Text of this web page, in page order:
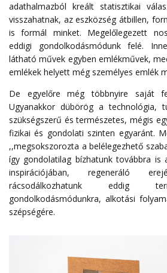
adathalmazból kreált statisztikai
visszahatnak, az eszközség átbillen,
is formál minket. Megelőlegezett
eddigi gondolkodásmódunk felé.
látható művek egyben emlékművek,
emlékek helyett még személyes emlék
De egyelőre még többnyire saját
Ugyanakkor dübörög a technológia,
szükségszerű és természetes, mégis
fizikai és gondolati szinten egyaránt.
,,megsokszorozta a belélegezhető
így gondolatilag bízhatunk továbbra is
inspirációjában, regeneráló
rácsodálkozhatunk eddig
gondolkodásmódunkra, alkotási
szépségére.